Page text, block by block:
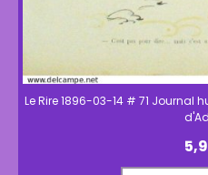
Le Rire 1896-03-14 # 71 Journal